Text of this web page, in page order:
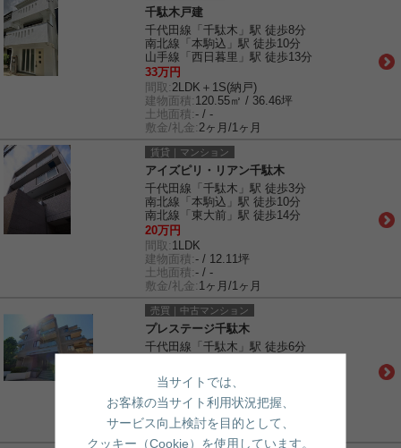
千駄木戸建
千代田線「千駄木」駅 徒歩8分
南北線「本駒込」駅 徒歩10分
山手線「西日暮里」駅 徒歩13分
33万円
間取: 2LDK＋1S(納戸)
建物面積: 120.55㎡ / 36.46坪
土地面積:- / -
敷金/礼金: 2ヶ月/1ヶ月
賃貸｜マンション
アイズピリ・リアン千駄木
千代田線「千駄木」駅 徒歩3分
南北線「本駒込」駅 徒歩10分
南北線「東大前」駅 徒歩14分
20万円
間取: 1LDK
建物面積:- / 12.11坪
土地面積:- / -
敷金/礼金: 1ヶ月/1ヶ月
売買｜中古マンション
プレステージ千駄木
千代田線「千駄木」駅 徒歩6分
山手線「西日暮里」駅 徒歩12分
1億2,990万円
間取:2LDK
建物面積:- / 25.58坪
土地面積:- / -
当サイトでは、
お客様の当サイト利用状況把握、
サービス向上検討を目的として、
クッキー（Cookie）を使用しています。